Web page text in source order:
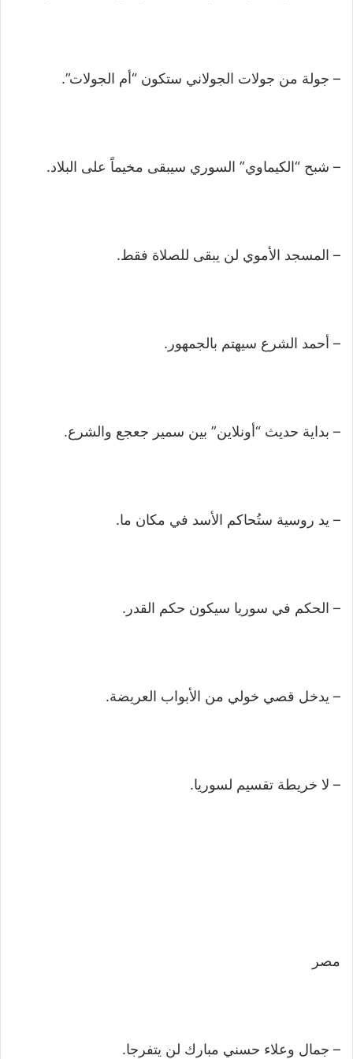
– جولة من جولات الجولاني ستكون “أم الجولات”.
– شبح “الكيماوي” السوري سيبقى مخيماً على البلاد.
– المسجد الأموي لن يبقى للصلاة فقط.
– أحمد الشرع سيهتم بالجمهور.
– بداية حديث “أونلاين” بين سمير جعجع والشرع.
– يد روسية ستُحاكم الأسد في مكان ما.
– الحكم في سوريا سيكون حكم القدر.
– يدخل قصي خولي من الأبواب العريضة.
– لا خريطة تقسيم لسوريا.
مصر
– جمال وعلاء حسني مبارك لن يتفرجا.